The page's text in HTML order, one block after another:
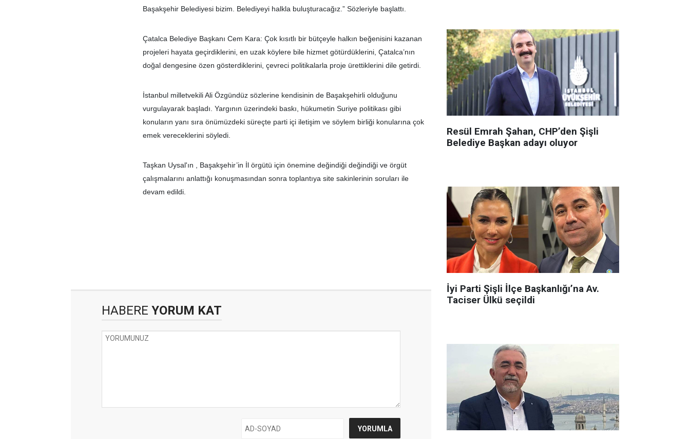
Başakşehir Belediyesi bizim. Belediyeyi halkla buluşturacağız.” Sözleriyle başlattı.
Çatalca Belediye Başkanı Cem Kara: Çok kısıtlı bir bütçeyle halkın beğenisini kazanan
projeleri hayata geçirdiklerini, en uzak köylere bile hizmet götürdüklerini, Çatalca’nın
doğal dengesine özen gösterdiklerini, çevreci politikalarla proje ürettiklerini dile getirdi.
İstanbul milletvekili Ali Özgündüz sözlerine kendisinin de Başakşehirli olduğunu
vurgulayarak başladı. Yargının üzerindeki baskı, hükumetin Suriye politikası gibi
konuların yanı sıra önümüzdeki süreçte parti içi iletişim ve söylem birliği konularına çok
emek vereceklerini söyledi.
Taşkan Uysal'ın , Başakşehir’in İl örgütü için önemine değindiği değindiği ve örgüt
çalışmalarını anlattığı konuşmasından sonra toplantıya site sakinlerinin soruları ile
devam edildi.
HABERE YORUM KAT
Resül Emrah Şahan, CHP’den Şişli
Belediye Başkan adayı oluyor
İyi Parti Şişli İlçe Başkanlığı’na Av.
Taciser Ülkü seçildi